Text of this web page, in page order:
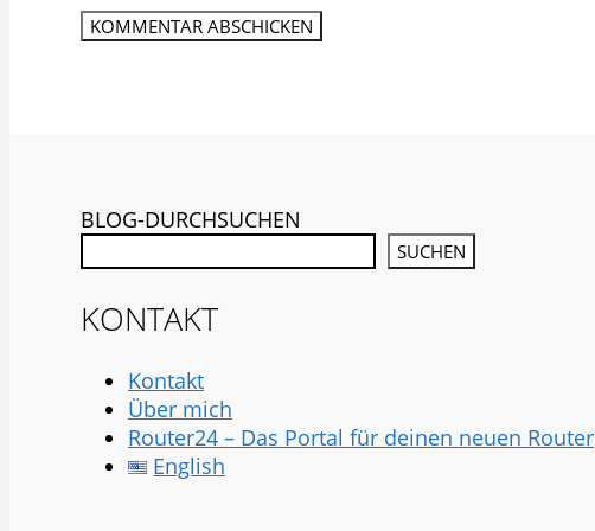
BLOG-DURCHSUCHEN
SUCHEN
KONTAKT
Kontakt
Über mich
Router24 – Das Portal für deinen neuen Router
English